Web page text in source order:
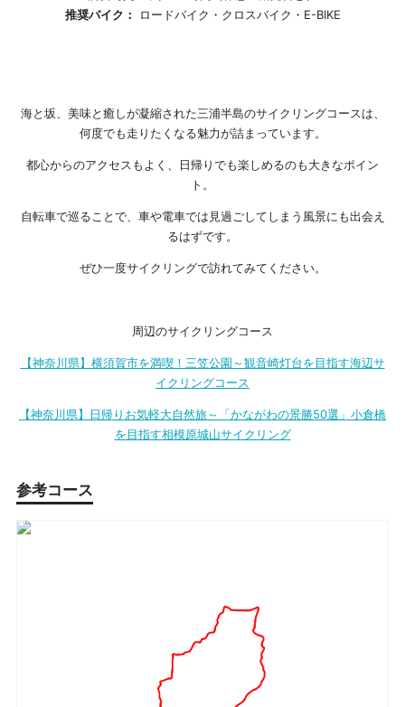
推奨バイク：
ロードバイク・クロスバイク・E-BIKE
海と坂、美味と癒しが凝縮された三浦半島のサイクリングコースは、
何度でも走りたくなる魅力が詰まっています。
都心からのアクセスもよく、日帰りでも楽しめるのも大きなポイン
ト。
自転車で巡ることで、車や電車では見過ごしてしまう風景にも出会え
るはずです。
ぜひ一度サイクリングで訪れてみてください。
周辺のサイクリングコース
【神奈川県】横須賀市を満喫！三笠公園～観音崎灯台を目指す海辺サ
イクリングコース
【神奈川県】日帰りお気軽大自然旅～「かながわの景勝50選」小倉橋
を目指す相模原城山サイクリング
参考コース